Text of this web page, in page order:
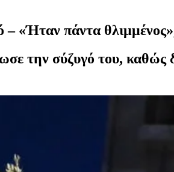
«Ήταν πάντα
την σύζυγό του, καθώς